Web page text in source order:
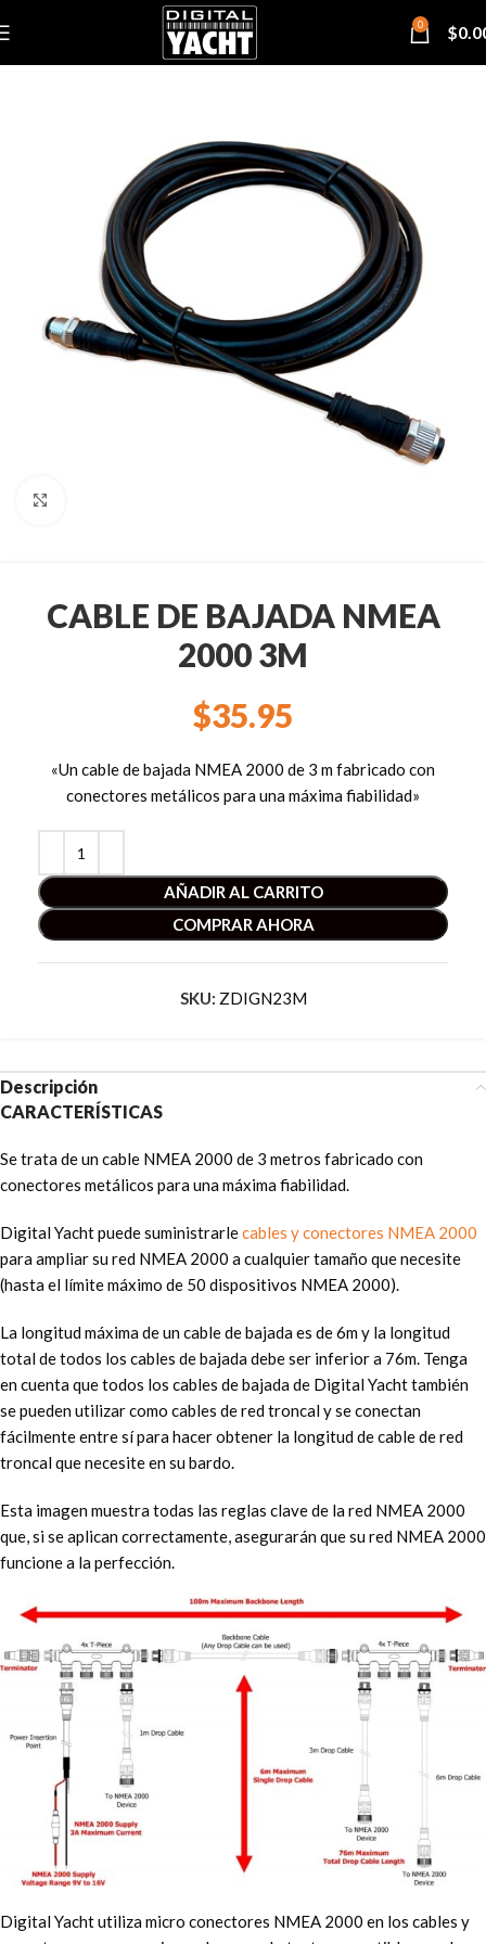
0 $
CABLE DE BAJADA NMEA
2000 3M
$35.95
«Un cable de bajada NMEA 2000 de 3 m fabricado con
conectores metálicos para una máxima fiabilidad»
AÑADIR AL CARRITO
COMPRAR AHORA
SKU: ZDIGN23M
Descripción
CARACTERÍSTICAS
Se trata de un cable NMEA 2000 de 3 metros fabricado con
conectores metálicos para una máxima fiabilidad.
Digital Yacht puede suministrarlecables y conectores NMEA 2000
para ampliar su red NMEA 2000 a cualquier tamaño que necesite
(hasta el límite máximo de 50 dispositivos NMEA 2000).
La longitud máxima de un cable de bajada es de 6m y la longitud
total de todos los cables de bajada debe ser inferior a 76m. Tenga
en cuenta que todos los cables de bajada de Digital Yacht también
se pueden utilizar como cables de red troncal y se conectan
fácilmente entre sí para hacer obtener la longitud de cable de red
troncal que necesite en su bardo.
Esta imagen muestra todas las reglas clave de la red NMEA 2000
que, si se aplican correctamente, asegurarán que su red NMEA 2000
funcione a la perfección.
Digital Yacht utiliza micro conectores NMEA 2000 en los cables y